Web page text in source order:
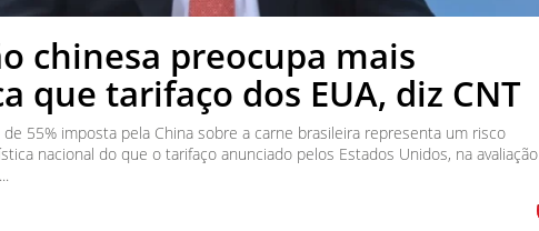
chinesa preocupa mais
que tarifaço dos EUA, diz CNT
de 55% imposta pela China sobre a carne brasileira representa um risco
nacional do que o tarifaço anunciado pelos Estados Unidos, na avaliação